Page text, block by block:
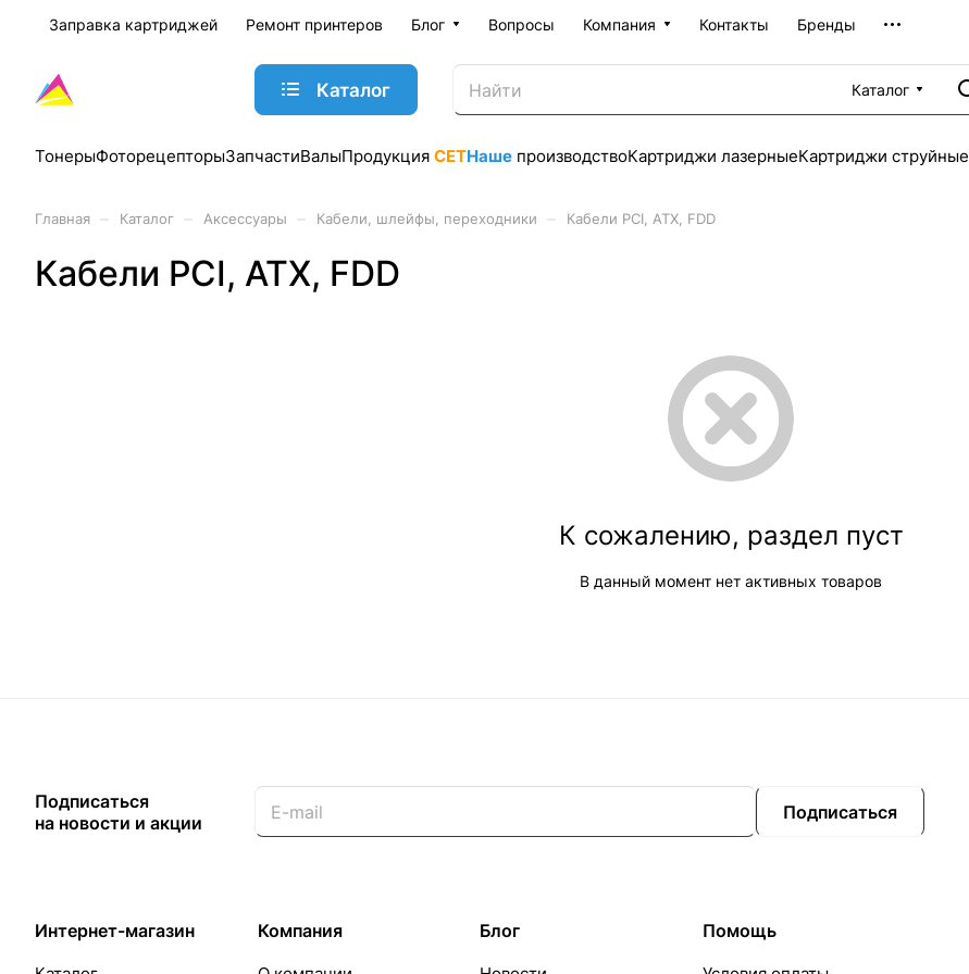
Заправка картриджей Ремонт принтеров Блог Вопросы Компания Контакты Бренды
Каталог
Каталог
ТонерыФоторецепторыЗапчастиВалыПродукция CETНаше производствоКартриджи лазерныеКартриджи струйные
Главная Каталог Аксессуары Кабели, шлейфы, переходники Кабели PCI, ATX, FDD
Кабели PCI, ATX, FDD
К сожалению, раздел пуст
В данный момент нет активных товаров
Подписаться
на новости и акции
Подписаться
Интернет-магазин Компания Блог Помощь